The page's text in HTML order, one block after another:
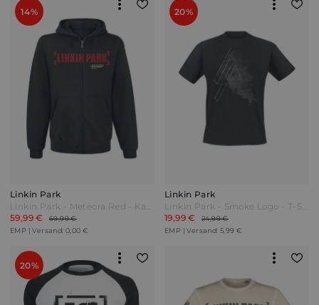
14%
Linkin Park
Linkin Park - Meteora Red - Kapuzenjacke - schwarz - EMP Exklusiv!
59,99 €
69,99 €
EMP | Versand: 0,00 €
20%
Linkin Park
Linkin Park - Smoke Logo - T-Shirt - schwarz - EMP Exklusiv!
19,99 €
24,99 €
EMP | Versand: 5,99 €
20%